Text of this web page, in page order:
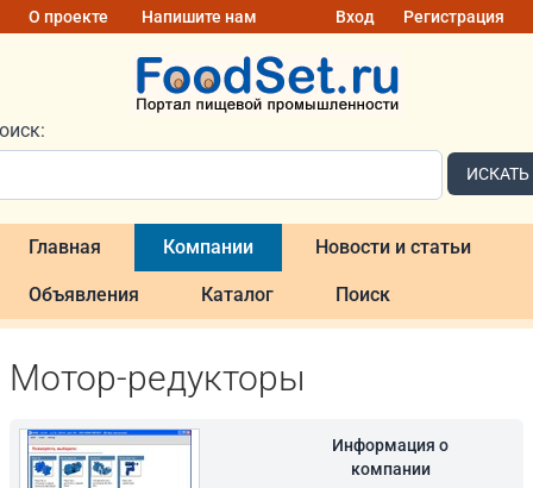
О проекте Напишите нам Вход Регистрация
ИСКАТЬ
Главная Компании Новости и статьи
Объявления Каталог Поиск
Мотор-редукторы
Информация о
компании